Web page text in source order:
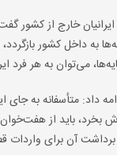
داخل کشور
داد: متأسفانه به
باید از
آن برای واردات